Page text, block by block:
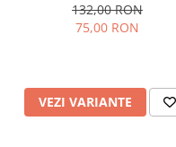
132,00 RON
75,00 RON
VEZI VARIANTE